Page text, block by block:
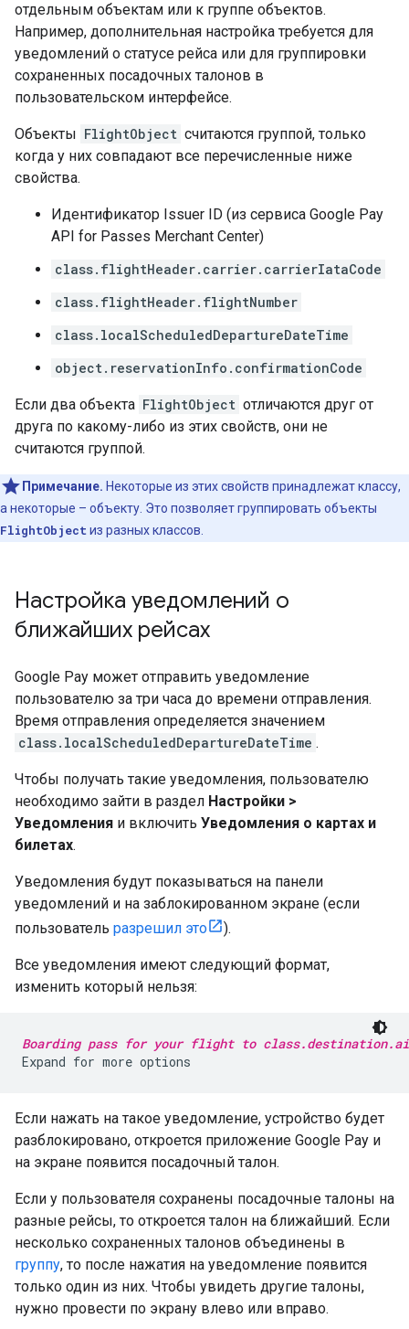
отдельным объектам или к группе объектов.
Например, дополнительная настройка требуется для
уведомлений о статусе рейса или для группировки
сохраненных посадочных талонов в
пользовательском интерфейсе.
Объекты FlightObject считаются группой, только
когда у них совпадают все перечисленные ниже
свойства.
Идентификатор Issuer ID (из сервиса Google Pay
API for Passes Merchant Center)
class.flightHeader.carrier.carrierIataCode
class.flightHeader.flightNumber
class.localScheduledDepartureDateTime
object.reservationInfo.confirmationCode
Если два объекта FlightObject отличаются друг от
друга по какому-либо из этих свойств, они не
считаются группой.
Примечание. Некоторые из этих свойств принадлежат классу,
а некоторые – объекту. Это позволяет группировать объекты
FlightObject из разных классов.
Настройка уведомлений о
ближайших рейсах
Google Pay может отправить уведомление
пользователю за три часа до времени отправления.
Время отправления определяется значением
class.localScheduledDepartureDateTime .
Чтобы получать такие уведомления, пользователю
необходимо зайти в раздел Настройки >
Уведомления и включить Уведомления о картах и
билетах.
Уведомления будут показываться на панели
уведомлений и на заблокированном экране (если
пользователь разрешил это ).
Все уведомления имеют следующий формат,
изменить который нельзя:
Boarding pass for your flight to
Если нажать на такое уведомление, устройство будет
разблокировано, откроется приложение Google Pay и
на экране появится посадочный талон.
Если у пользователя сохранены посадочные талоны на
разные рейсы, то откроется талон на ближайший. Если
несколько сохраненных талонов объединены в
группу, то после нажатия на уведомление появится
только один из них. Чтобы увидеть другие талоны,
нужно провести по экрану влево или вправо.